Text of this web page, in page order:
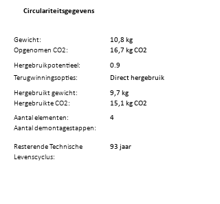
Circulariteitsgegevens
Gewicht:
10,8 kg
Opgenomen CO2:
16,7 kg CO2
Hergebruikpotentieel:
0.9
Terugwinningsopties:
Direct hergebruik
Hergebruikt gewicht:
9,7 kg
Hergebruikte CO2:
15,1 kg CO2
Aantal elementen:
4
Aantal demontagestappen:
Resterende Technische
Levenscyclus:
93 jaar